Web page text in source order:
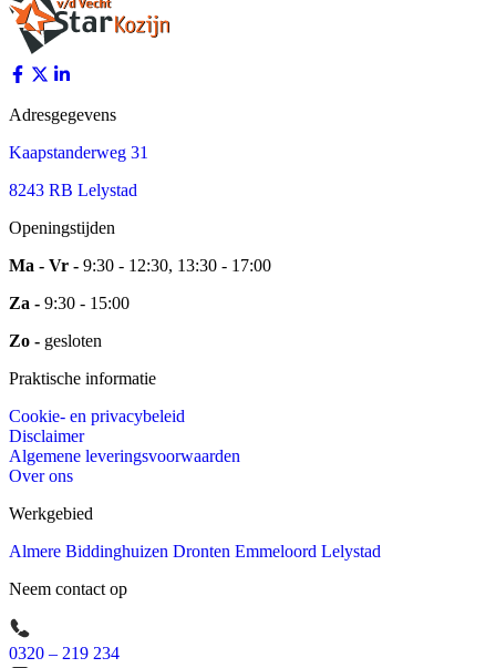
Adresgegevens
Kaapstanderweg 31
8243 RB Lelystad
Openingstijden
Ma - Vr - 9:30 - 12:30, 13:30 - 17:00
Za - 9:30 - 15:00
Zo - gesloten
Praktische informatie
Cookie- en privacybeleid
Disclaimer
Algemene leveringsvoorwaarden
Over ons
Werkgebied
Almere Biddinghuizen Dronten Emmeloord Lelystad
Neem contact op
0320 – 219 234